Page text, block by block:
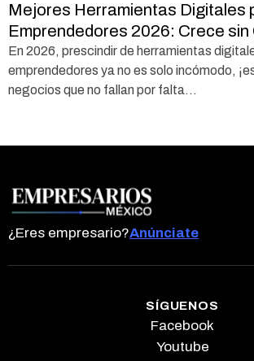
Mejores Herramientas Digitales
Emprendedores 2026: Crece sin
En 2026, prescindir de herramientas
emprendedores ya no es solo incómodo,
negocios que no fallan por falta...
¿Eres empresario?Anúnciate
SÍGUENOS
Facebook
Youtube